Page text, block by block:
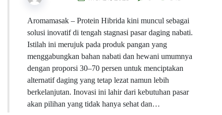
Aromamasak – Protein Hibrida kini muncul sebagai
solusi inovatif di tengah stagnasi pasar daging nabati.
Istilah ini merujuk pada produk pangan yang
menggabungkan bahan nabati dan hewani umumnya
dengan proporsi 30–70 persen untuk menciptakan
alternatif daging yang tetap lezat namun lebih
berkelanjutan. Inovasi ini lahir dari kebutuhan pasar
akan pilihan yang tidak hanya sehat dan…